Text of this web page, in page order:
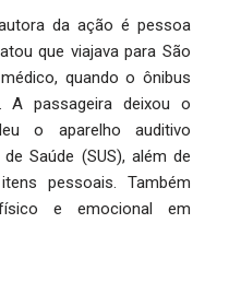
da ação é pessoa
que viajava para São
quando o ônibus
passageira deixou o
o aparelho auditivo
Saúde (SUS), além de
pessoais. Também
e emocional em